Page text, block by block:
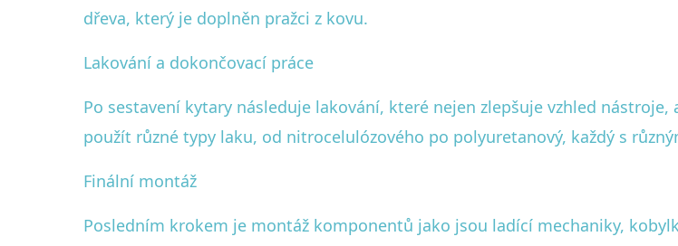
dřeva, který je doplněn pražci z kovu.
Lakování a dokončovací práce
Po sestavení kytary následuje lakování, které nejen zlepšuje vzhled nástroje,
použít různé typy laku, od nitrocelulózového po polyuretanový, každý s
Finální montáž
Posledním krokem je montáž komponentů jako jsou ladící mechaniky,